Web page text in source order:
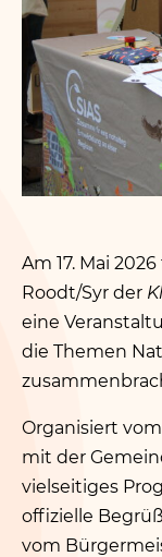
Am 17. Mai
Roodt/​Syr der
eine
die Themen
Organisiert
mit der
vielseitiges
offizielle
vom